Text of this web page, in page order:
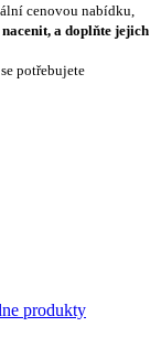
cenovou nabídku,
nacenit, a doplňte jejich
potřebujete
produkty